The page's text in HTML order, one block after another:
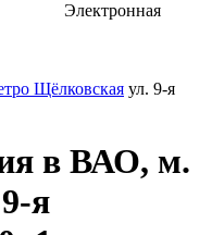
Электронная
Щёлковская ул. 9-я
в ВАО, м.
я